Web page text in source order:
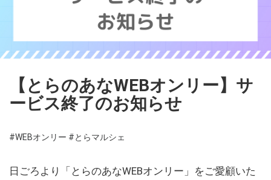
【とらのあなWEBオンリー】サ
ービス終了のお知らせ
#WEBオンリー #とらマルシェ
日ごろより「とらのあなWEBオンリー」をご愛顧いた